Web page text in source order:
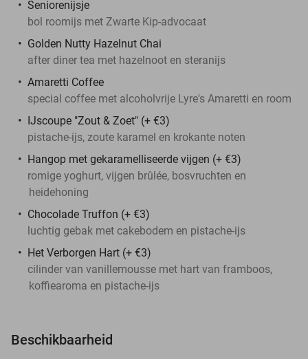
Seniorenijsje
bol roomijs met Zwarte Kip-advocaat
Golden Nutty Hazelnut Chai
after diner tea met hazelnoot en steranijs
Amaretti Coffee
special coffee met alcoholvrije Lyre's Amaretti en room
IJscoupe "Zout & Zoet" (+ €3)
pistache-ijs, zoute karamel en krokante noten
Hangop met gekaramelliseerde vijgen (+ €3)
romige yoghurt, vijgen brûlée, bosvruchten en
heidehoning
Chocolade Truffon (+ €3)
luchtig gebak met cakebodem en pistache-ijs
Het Verborgen Hart (+ €3)
cilinder van vanillemousse met hart van framboos,
koffiearoma en pistache-ijs
Beschikbaarheid